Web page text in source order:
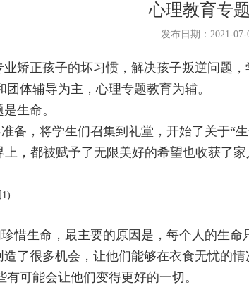
心理教育专
发布日期：2021-07-
业矫正孩子的坏习惯，解决孩子叛逆问题，
体辅导为主，心理专题教育为辅。
生命。
备，将学生们召集到礼堂，开始了关于“生
，都被赋予了无限美好的希望也收获了
惜生命，最主要的原因是，每个人的生
了很多机会，让他们能够在衣食无忧的
可能会让他们变得更好的一切。